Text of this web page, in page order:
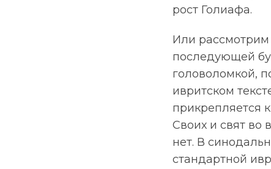
рост Голиафа.
Или рассмотрим
последующей
головоломкой,
ивритском
прикрепляется
Своих и свят во
нет. В
стандартной